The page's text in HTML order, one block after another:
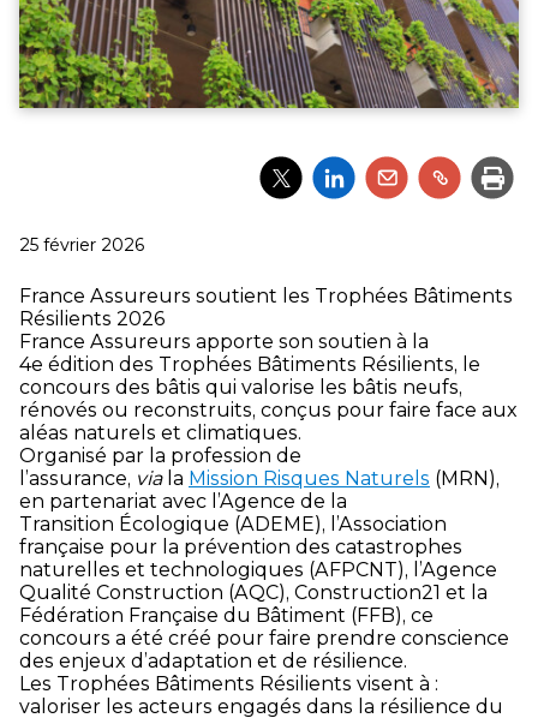
Partager
l'article
Partager
l'article
Partager
l'article
Partager
l'article
Publié
25 février 2026
France Assureurs soutient les Trophées Bâtiments
Résilients 2026
France Assureurs apporte son soutien à la
4e édition des Trophées Bâtiments Résilients, le
concours des bâtis qui valorise les bâtis neufs,
rénovés ou reconstruits, conçus pour faire face aux
aléas naturels et climatiques.
Organisé par la profession de
l’assurance, viala Mission Risques Naturels (MRN),
en partenariat avec l’Agence de la
Transition Écologique (ADEME), l’Association
française pour la prévention des catastrophes
naturelles et technologiques (AFPCNT), l’Agence
Qualité Construction (AQC), Construction21 et la
Fédération Française du Bâtiment (FFB), ce
concours a été créé pour faire prendre conscience
des enjeux d’adaptation et de résilience.
Les Trophées Bâtiments Résilients visent à :
valoriser les acteurs engagés dans la résilience du